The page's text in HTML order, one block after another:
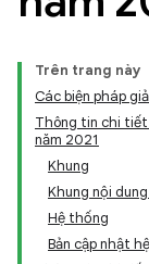
Trên trang này
Các biện pháp
Thông tin chi tiết
năm 2021
Khung
Khung nội
Hệ thống
Bản cập nhật